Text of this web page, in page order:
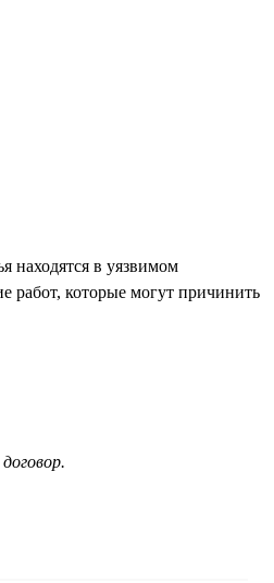
находятся в уязвимом
работ, которые могут причинить